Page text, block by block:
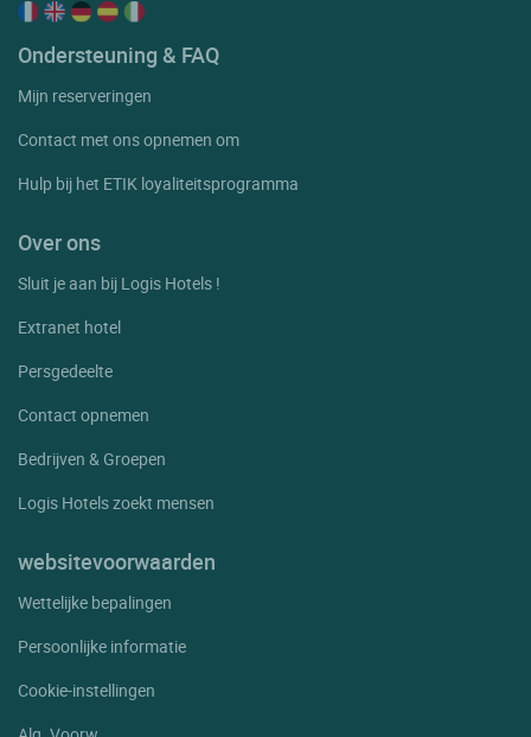
Ondersteuning & FAQ
Mijn reserveringen
Contact met ons opnemen om
Hulp bij het ETIK loyaliteitsprogramma
Over ons
Sluit je aan bij Logis Hotels !
Extranet hotel
Persgedeelte
Contact opnemen
Bedrijven & Groepen
Logis Hotels zoekt mensen
websitevoorwaarden
Wettelijke bepalingen
Persoonlijke informatie
Cookie-instellingen